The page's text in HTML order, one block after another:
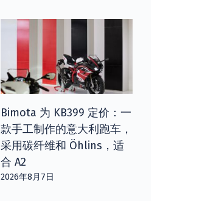
Bimota 为 KB399 定价：一
款手工制作的意大利跑车，
采用碳纤维和 Öhlins，适
合 A2
2026年8月7日